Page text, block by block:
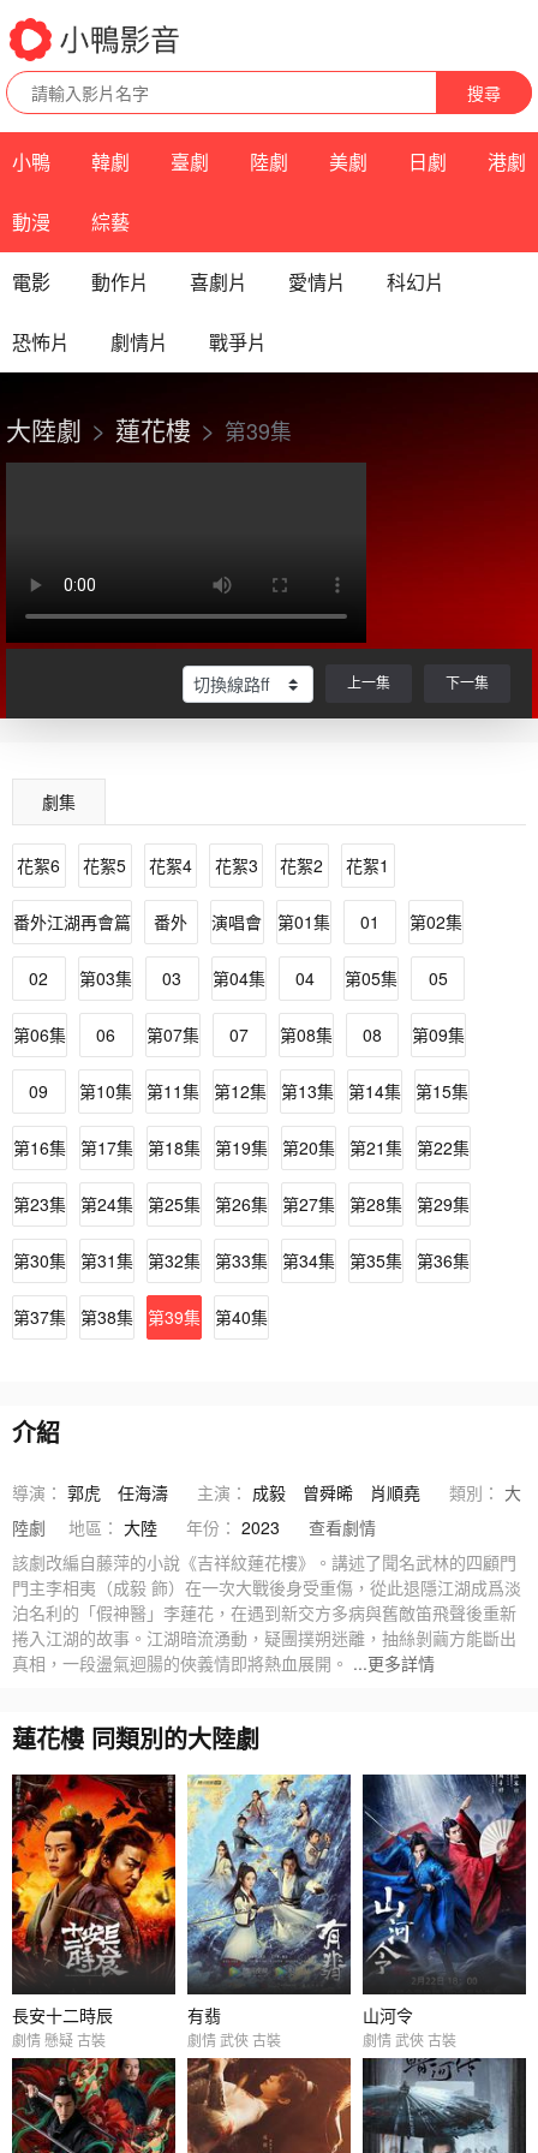
搜尋
小鴨 韓劇 臺劇 陸劇 美劇 日劇 港劇
動漫 綜藝
電影 動作片 喜劇片 愛情片 科幻片
恐怖片 劇情片 戰爭片
大陸劇 蓮花樓 第39集
上一集 下一集
劇集
花絮6 花絮5 花絮4 花絮3 花絮2 花絮1
番外江湖再會篇 番外 演唱會 第01集 01 第02集
02 第03集 03 第04集 04 第05集 05
第06集 06 第07集 07 第08集 08 第09集
09 第10集 第11集 第12集 第13集 第14集 第15集
第16集 第17集 第18集 第19集 第20集 第21集 第22集
第23集 第24集 第25集 第26集 第27集 第28集 第29集
第30集 第31集 第32集 第33集 第34集 第35集 第36集
第37集 第38集 第39集 第40集
介紹
導演： 郭虎 任海濤 主演： 成毅 曾舜晞 肖順堯 類別： 大
陸劇
地區： 大陸 年份： 2023
查看劇情
該劇改編自藤萍的小說《吉祥紋蓮花樓》。講述了聞名武林的四顧門
門主李相夷（成毅 飾）在一次大戰後身受重傷，從此退隱江湖成爲淡
泊名利的「假神醫」李蓮花，在遇到新交方多病與舊敵笛飛聲後重新
捲入江湖的故事。江湖暗流湧動，疑團撲朔迷離，抽絲剝繭方能斷出
真相，一段盪氣迴腸的俠義情即將熱血展開。 ...更多詳情
蓮花樓 同類別的大陸劇
長安十二時辰
劇情 懸疑 古裝
有翡
劇情 武俠 古裝
山河令
劇情 武俠 古裝